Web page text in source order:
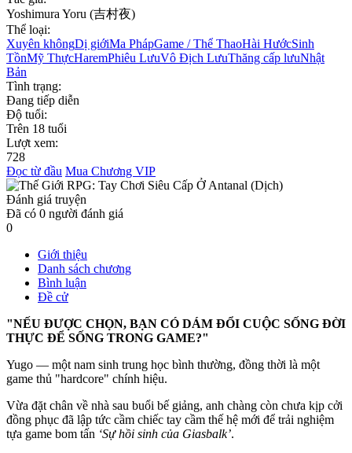
Yoshimura Yoru (吉村夜)
Thể loại:
Xuyên khôngDị giớiMa PhápGame / Thể ThaoHài HướcSinh
TồnMỹ ThựcHaremPhiêu LưuVô Địch LưuThăng cấp lưuNhật
Bản
Tình trạng:
Đang tiếp diễn
Độ tuổi:
Trên 18 tuổi
Lượt xem:
728
Đọc từ đầu Mua Chương VIP
Đánh giá truyện
Đã có 0 người đánh giá
0
Giới thiệu
Danh sách chương
Bình luận
Đề cử
"NẾU ĐƯỢC CHỌN, BẠN CÓ DÁM ĐỔI CUỘC SỐNG ĐỜI
THỰC ĐỂ SỐNG TRONG GAME?"
Yugo — một nam sinh trung học bình thường, đồng thời là một
game thủ "hardcore" chính hiệu.
Vừa đặt chân về nhà sau buổi bế giảng, anh chàng còn chưa kịp cởi
đồng phục đã lập tức cầm chiếc tay cầm thế hệ mới để trải nghiệm
tựa game bom tấn ‘Sự hồi sinh của Giasbalk’.